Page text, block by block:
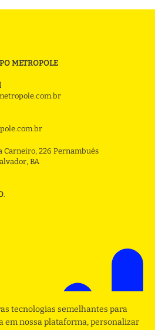
METROPOLE
Carneiro, 226 Pernambués
BA
.
tecnologias semelhantes para
em nossa plataforma, personalizar